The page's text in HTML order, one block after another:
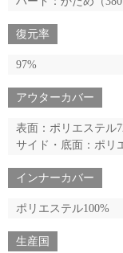
復元率
97%
アウターカバー
表面：ポリエステル
サイド・底面：ポリ
インナーカバー
ポリエステル100%
生産国